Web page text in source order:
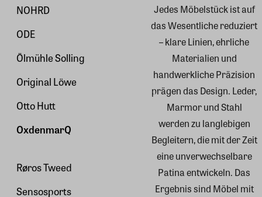
NOHRD
ODE
Ölmühle Solling
Original Löwe
Otto Hutt
OxdenmarQ
Røros Tweed
Sensosports
Jedes Möbelstück ist auf
das Wesentliche reduziert
– klare Linien, ehrliche
Materialien und
handwerkliche Präzision
prägen das Design. Leder,
Marmor und Stahl
werden zu langlebigen
Begleitern, die mit der Zeit
eine unverwechselbare
Patina entwickeln. Das
Ergebnis sind Möbel mit